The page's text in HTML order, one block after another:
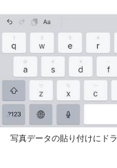
写真データの貼り付けにド